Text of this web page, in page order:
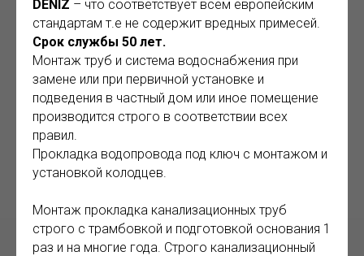
DENIZ – что соответствует всем европейским
стандартам т.е не содержит вредных примесей.
Срок службы 50 лет.
Монтаж труб и система водоснабжения при
замене или при первичной установке и
подведения в частный дом или иное помещение
производится строго в соответствии всех
правил.
Прокладка водопровода под ключ с монтажом и
установкой колодцев.
Монтаж прокладка канализационных труб
строго с трамбовкой и подготовкой основания 1
раз и на многие года. Строго канализационный